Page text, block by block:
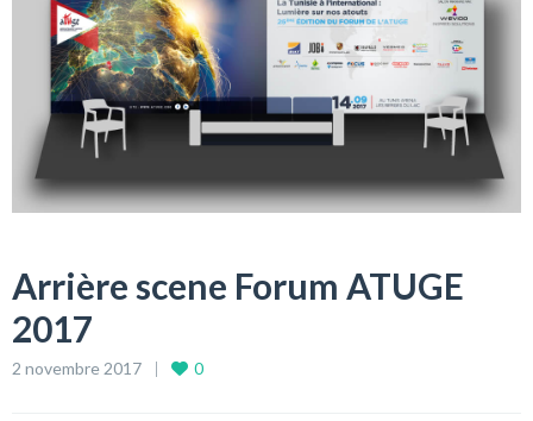
Arrière scene Forum ATUGE
2017
2 novembre 2017 0